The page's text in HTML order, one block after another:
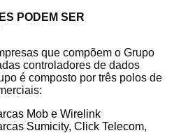
PODEM SER
que compõem o Grupo
controladores de dados
é composto por três polos de
Mob e Wirelink
Sumicity, Click Telecom,